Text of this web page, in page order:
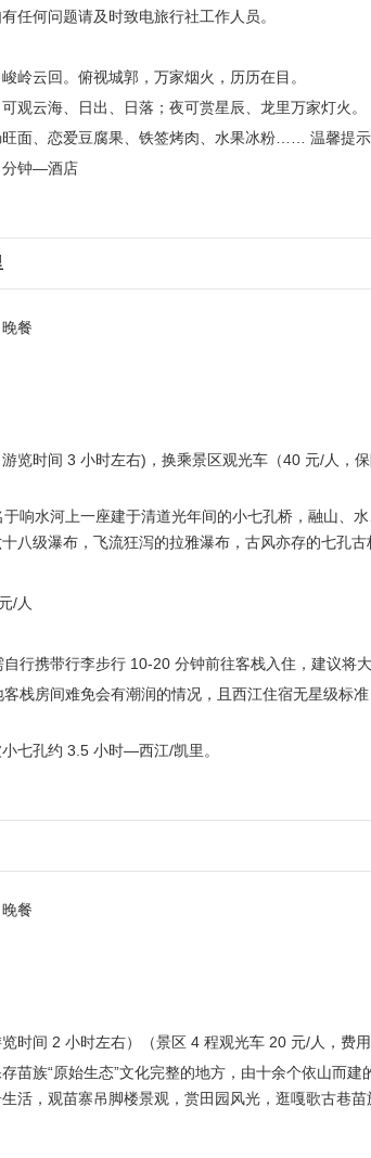
任何问题请及时致电旅行社工作人员。
岭云回。俯视城郭，万家烟火，历历在目。
观云海、日出、日落；夜可赏星辰、龙里万家灯火。
面、恋爱豆腐果、铁签烤肉、水果冰粉…… 温馨提
分钟—酒店
晚餐
游览时间 3 小时左右)，换乘景区观光车（40 元/人，
响水河上一座建于清道光年间的小七孔桥，融山、
八级瀑布，飞流狂泻的拉雅瀑布，古风亦存的七孔古
/人
行携带行李步行 10-20 分钟前往客栈入住，建议将
栈房间难免会有潮润的情况，且西江住宿无星级标
七孔约 3.5 小时—西江/凯里。
晚餐
览时间 2 小时左右）（景区 4 程观光车 20 元/人，费
苗族“原始生态”文化完整的地方，由十余个依山而
活，观苗寨吊脚楼景观，赏田园风光，逛嘎歌古巷